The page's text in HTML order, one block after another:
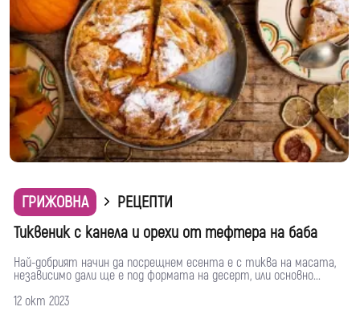
ГРИЖОВНА
РЕЦЕПТИ
Тиквеник с канела и орехи от тефтера на баба
Най-добрият начин да посрещнем есента е с тиква на масата,
независимо дали ще е под формата на десерт, или основно...
12 окт 2023